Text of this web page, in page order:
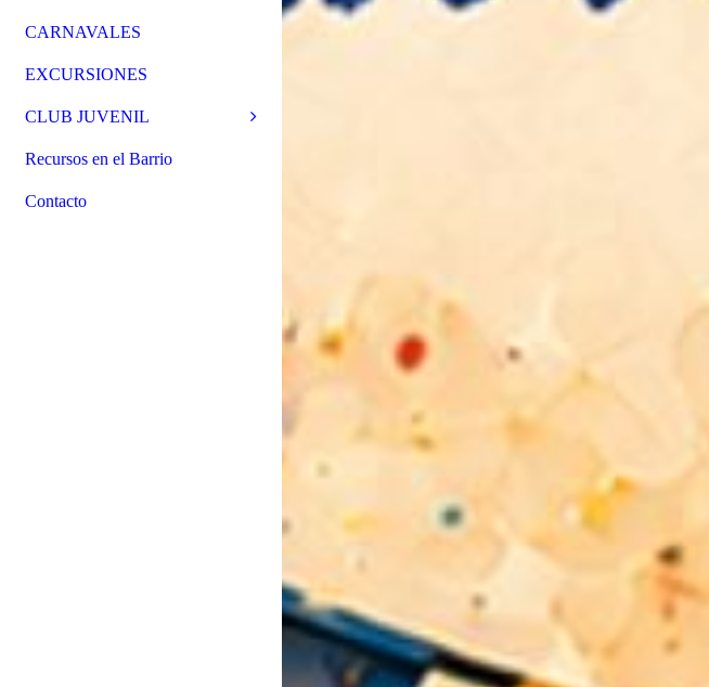
CARNAVALES
EXCURSIONES
CLUB JUVENIL
Recursos en el Barrio
Contacto